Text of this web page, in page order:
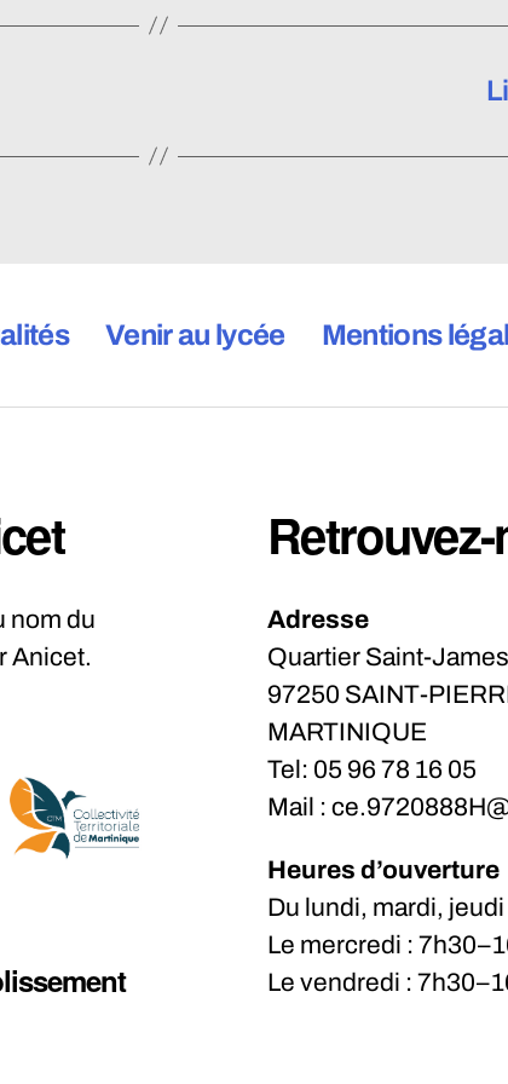
Venir au lycée Mentions
nom du
Anicet.
Adresse
Quartier Saint-James
97250 SAINT-
MARTINIQUE
Tel: 05 96 78 16 05
Mail :
Heures d’ouverture
Du lundi, mardi,
Le mercredi :
Le vendredi :